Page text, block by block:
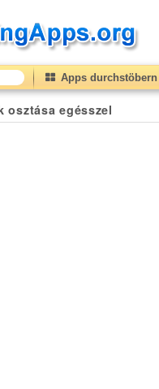
Apps durchstöbern
osztása egésszel